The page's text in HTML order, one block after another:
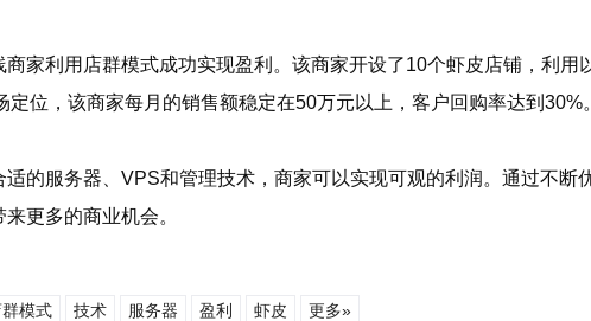
家利用店群模式成功实现盈利。该商家开设了10个虾皮店铺，利用
位，该商家每月的销售额稳定在50万元以上，客户回购率达到30%。
的服务器、VPS和管理技术，商家可以实现可观的利润。通过不
更多的商业机会。
群模式 技术 服务器 盈利 虾皮 更多»